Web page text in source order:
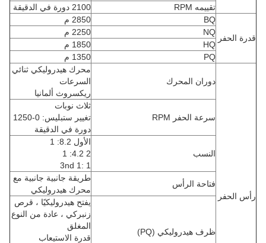
تقييمه RPM
2100 دورة في الدقيقة
قدرة الحفر
BQ
2850 م
NQ
2250 م
HQ
1850 م
PQ
1350 م
رأس الحفر
دوران المحرك
محرك هيدروليكي ثنائي
السرعات
ريكسروث ألمانيا
سرعة الحفر RPM
ثلاث نوبات
تغيير ستبليس: 0-1250
دورة في الدقيقة
النسب
الأول 8.2: 1
2 4.2: 1
3nd 1: 1
فتاحة الرأس
طريقة جانبية جانبية مع
محرك هيدروليكي
ظرف هيدروليكي (PQ)
يفتح هيدروليكيًا ، قرص
زنبركي ، عادة من النوع
المغلق
قدرة الاستيعاب